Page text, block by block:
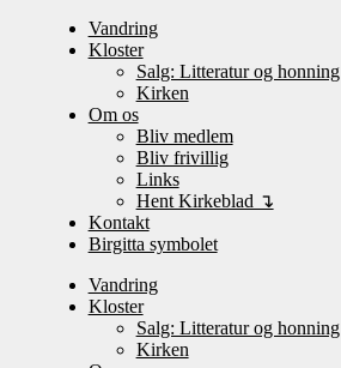
Vandring
Kloster
Salg: Litteratur og honning
Kirken
Om os
Bliv medlem
Bliv frivillig
Links
Hent Kirkeblad ↴
Kontakt
Birgitta symbolet
Vandring
Kloster
Salg: Litteratur og honning
Kirken